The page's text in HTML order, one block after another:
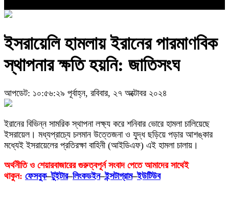
ইসরায়েলি হামলায় ইরানের পারমাণবিক
স্থাপনার ক্ষতি হয়নি: জাতিসংঘ
আপডেট: ১০:৫৬:২৯ পূর্বাহ্ন, রবিবার, ২৭ অক্টোবর ২০২৪
ইরানের বিভিন্ন সামরিক স্থাপনা লক্ষ্য করে শনিবার ভোরে হামলা চালিয়েছে
ইসরায়েল। মধ্যপ্রাচ্যে চলমান উত্তেজনা ও যুদ্ধ ছড়িয়ে পড়ার আশঙ্কার
মধ্যেই ইসরায়েলের প্রতিরক্ষা বাহিনী (আইডিএফ) এই হামলা চালায়।
অর্থনীতি ও শেয়ারবাজারের গুরুত্বপূর্ন সংবাদ পেতে আমাদের সাথেই
থাকুন: ফেসবুক–টুইটার–লিংকডইন–ইন্সটাগ্রাম–ইউটিউব